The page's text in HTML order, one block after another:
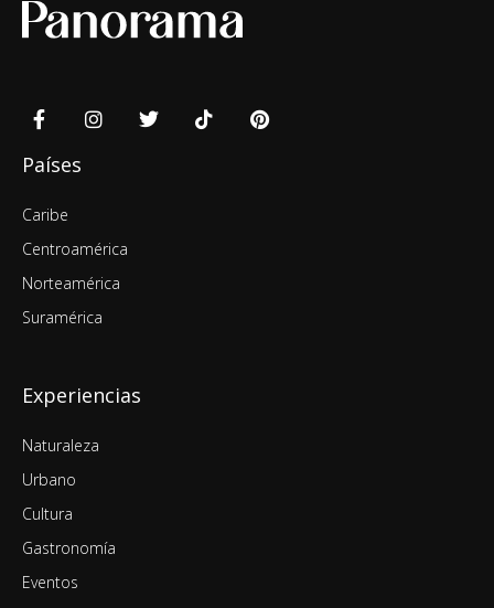
Países
Caribe
Centroamérica
Norteamérica
Suramérica
Experiencias
Naturaleza
Urbano
Cultura
Gastronomía
Eventos